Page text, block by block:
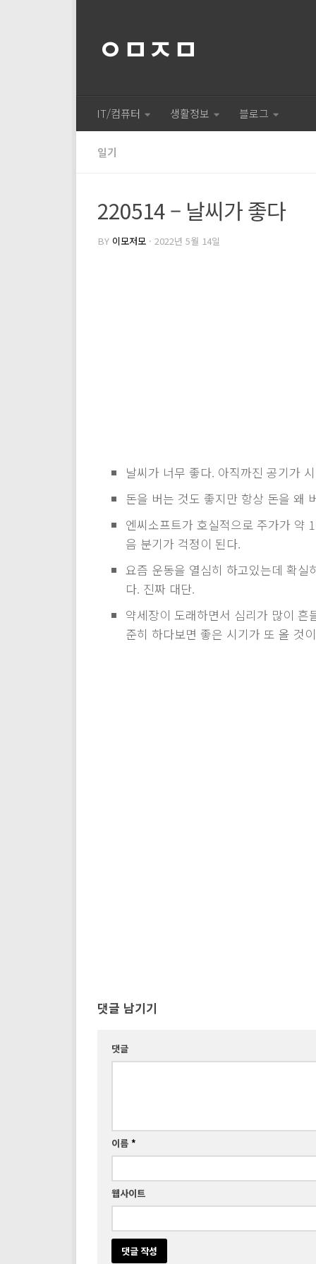
ㅇㅁㅈㅁ
IT/컴퓨터 생활정보 블로그
일기
220514 – 날씨가 좋다
BY 이모저모 · 2022년 5월 14일
날씨가 너무 좋다. 아직까진 공기가
돈을 버는 것도 좋지만 항상 돈을 왜
엔씨소프트가 호실적으로 주가가 약
음 분기가 걱정이 된다.
요즘 운동을 열심히 하고있는데 확
다. 진짜 대단.
약세장이 도래하면서 심리가 많이
준히 하다보면 좋은 시기가 또 올 것
댓글 남기기
댓글
이름 *
웹사이트